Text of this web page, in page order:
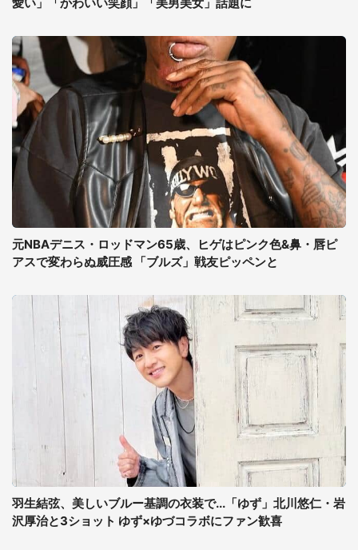
元NBAデニス・ロッドマン65歳、ヒゲはピンク色&鼻・唇ピ
アスで変わらぬ威圧感 「ブルズ」戦友ピッペンと
羽生結弦、美しいブルー基調の衣装で...「ゆず」北川悠仁・岩
沢厚治と3ショット ゆず×ゆづコラボにファン歓喜